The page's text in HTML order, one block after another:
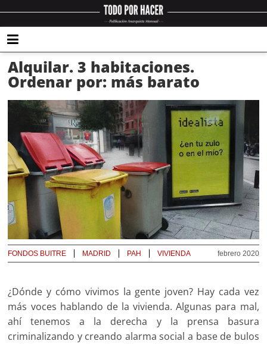
Alquilar. 3 habitaciones.
Ordenar por: más barato
febrero 2020
FONDOS BUITRE MADRID PAH VIVIENDA
¿Dónde y cómo vivimos la gente joven? Hay cada vez
más voces hablando de la vivienda. Algunas para mal,
ahí tenemos a la derecha y la prensa basura
criminalizando y creando alarma social a base de bulos